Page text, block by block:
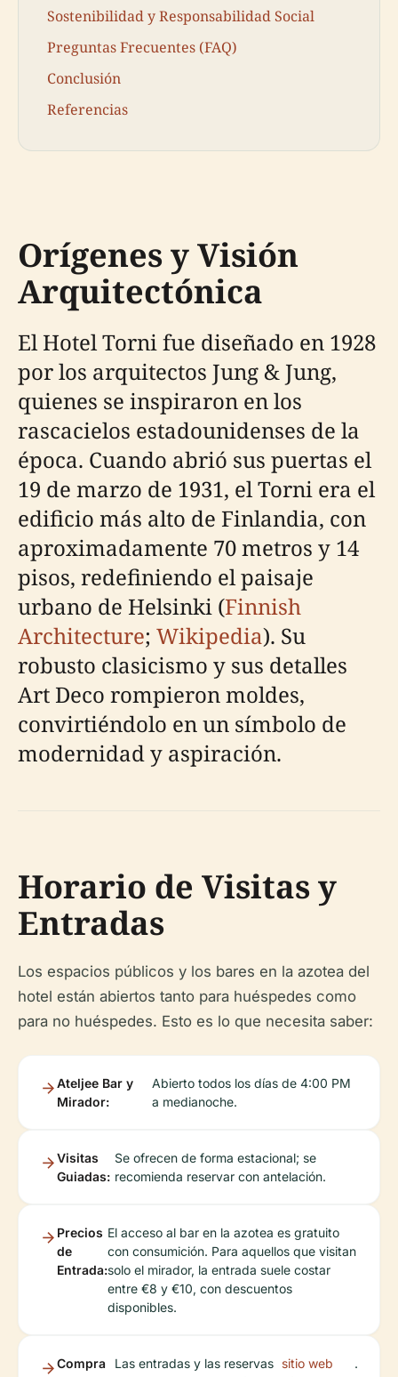
Sostenibilidad y Responsabilidad Social
Preguntas Frecuentes (FAQ)
Conclusión
Referencias
Orígenes y Visión
Arquitectónica
El Hotel Torni fue diseñado en 1928
por los arquitectos Jung & Jung,
quienes se inspiraron en los
rascacielos estadounidenses de la
época. Cuando abrió sus puertas el
19 de marzo de 1931, el Torni era el
edificio más alto de Finlandia, con
aproximadamente 70 metros y 14
pisos, redefiniendo el paisaje
urbano de Helsinki (Finnish
Architecture; Wikipedia). Su
robusto clasicismo y sus detalles
Art Deco rompieron moldes,
convirtiéndolo en un símbolo de
modernidad y aspiración.
Horario de Visitas y
Entradas
Los espacios públicos y los bares en la azotea del
hotel están abiertos tanto para huéspedes como
para no huéspedes. Esto es lo que necesita saber:
Ateljee Bar y
Mirador:
Abierto todos los días de 4:00 PM
a medianoche.
Visitas
Guiadas:
Se ofrecen de forma estacional; se
recomienda reservar con antelación.
Precios
de
Entrada:
El acceso al bar en la azotea es gratuito
con consumición. Para aquellos que visitan
solo el mirador, la entrada suele costar
entre €8 y €10, con descuentos
disponibles.
Compra
Las entradas y las reservas sitio web
.